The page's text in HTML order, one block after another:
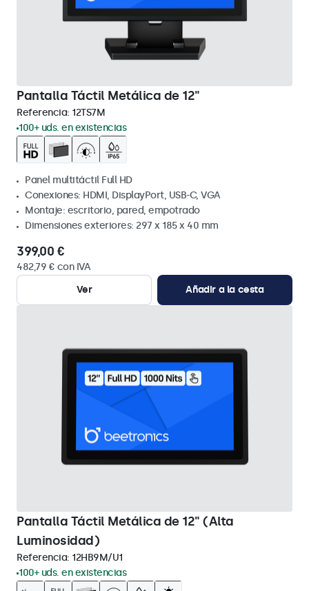
Pantalla Táctil Metálica de 12"
Referencia: 12TS7M
100+ uds. en existencias
Panel multitáctil Full HD
Conexiones: HDMI, DisplayPort, USB-C, VGA
Montaje: escritorio, pared, empotrado
Dimensiones exteriores: 297 x 185 x 40 mm
399,00 €
482,79 € con IVA
Ver
Añadir a la cesta
Pantalla Táctil Metálica de 12" (Alta
Luminosidad)
Referencia: 12HB9M/U1
100+ uds. en existencias